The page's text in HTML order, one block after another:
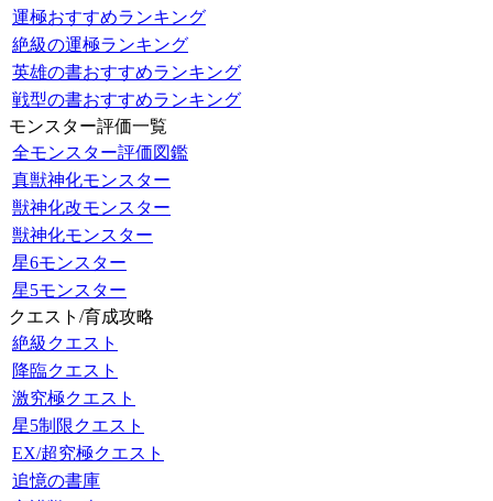
運極おすすめランキング
絶級の運極ランキング
英雄の書おすすめランキング
戦型の書おすすめランキング
モンスター評価一覧
全モンスター評価図鑑
真獣神化モンスター
獣神化改モンスター
獣神化モンスター
星6モンスター
星5モンスター
クエスト/育成攻略
絶級クエスト
降臨クエスト
激究極クエスト
星5制限クエスト
EX/超究極クエスト
追憶の書庫